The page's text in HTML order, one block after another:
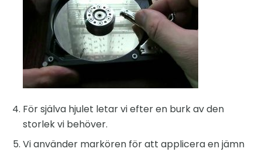
För själva hjulet letar vi efter en burk av den
storlek vi behöver.
Vi använder markören för att applicera en jämn